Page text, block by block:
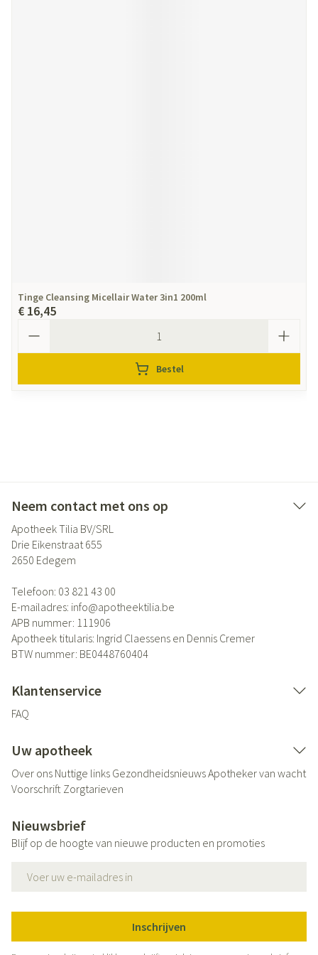
Tinge Cleansing Micellair Water 3in1 200ml
€ 16,45
Bestel
Neem contact met ons op
Apotheek Tilia BV/SRL
Drie Eikenstraat 655
2650 Edegem
Telefoon: 03 821 43 00
E-mailadres: info@apotheektilia.be
APB nummer: 111906
Apotheek titularis: Ingrid Claessens en Dennis Cremer
BTW nummer: BE0448760404
Klantenservice
FAQ
Uw apotheek
Over ons Nuttige links GezondheidsnieuwsApotheker van wacht
Voorschrift Zorgtarieven
Nieuwsbrief
Blijf op de hoogte van nieuwe producten en promoties
Inschrijven